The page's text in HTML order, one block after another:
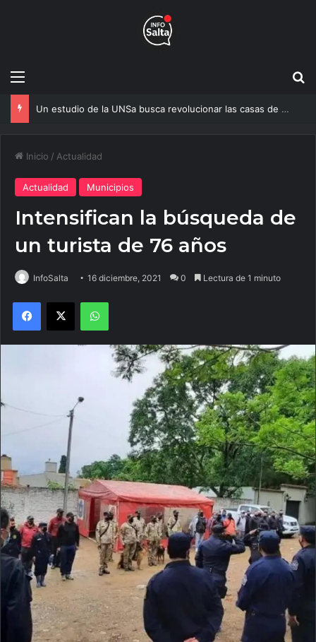
Menú
Un estudio de la UNSa busca revolucionar las casas de adobe y hacerlas más seguras
Inicio / Actualidad
Actualidad Municipios
Intensifican la búsqueda de
un turista de 76 años
InfoSalta 16 diciembre, 2021 0 Lectura de 1 minuto
Facebook
X WhatsApp